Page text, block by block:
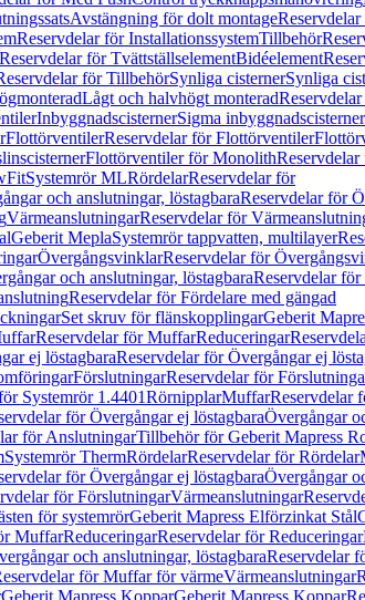
Avstängning för dolt montage
Reservdelar för InstallationssystemTillbehör
Reservdelar för TvättställselementBidéelement
för TillbehörSynliga cisternerSynliga
Lågt och halvhögt monterad
InbyggnadscisternerSigma inbyggnadscisterner
FlottörventilerReservdelar för Flottörventiler
Flottörventiler för Monolith
Systemrör MLRördelarReservdelar för
och anslutningar, löstagbaraReservdelar för
VärmeanslutningarReservdelar för
Geberit MeplaSystemrör tappvatten, multilayer
ÖvergångsvinklarReservdelar för
och anslutningar, löstagbaraReservdelar
Reservdelar för Fördelare med gängad
Set skruv för flänskopplingarGeberit
Reservdelar för MuffarReduceringar
ej löstagbaraReservdelar för Övergångar ej
FörslutningarReservdelar för
Systemrör 1.4401RörnipplarMuffarReservdelar
för Övergångar ej löstagbaraÖvergångar
för AnslutningarTillbehör för Geberit Mapress
Systemrör ThermRördelarReservdelar för Rördelar
för Övergångar ej löstagbaraÖvergångar
för FörslutningarVärmeanslutningar
för systemrörGeberit Mapress Elförzinkat Stål
MuffarReduceringarReservdelar för Reduceringar
och anslutningar, löstagbaraReservdelar
för Muffar för värmeVärmeanslutningar
Geberit Mapress KopparGeberit Mapress Koppar